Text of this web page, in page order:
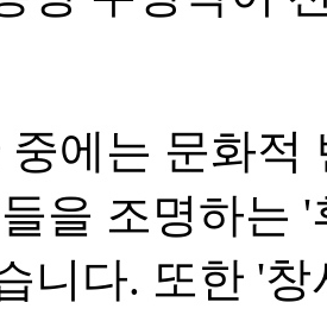
중에는 문화적
을 조명하는
니다. 또한 '